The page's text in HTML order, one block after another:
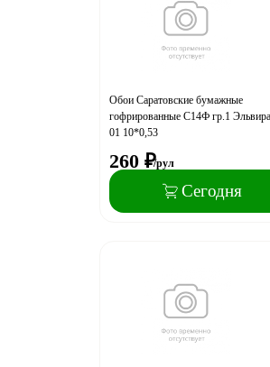
Обои Саратовские бумажные
гофрированные С14Ф гр.1
01 10*0,53
260 ₽/рул
Сегодня